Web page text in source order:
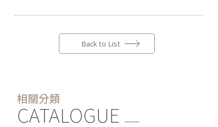
Back to List
相關分類
CATALOGUE